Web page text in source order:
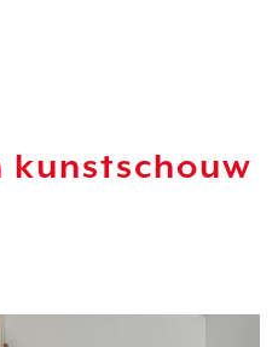
kunstschouw